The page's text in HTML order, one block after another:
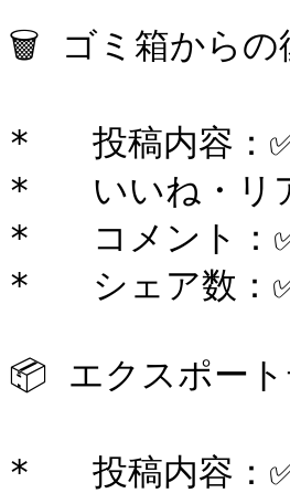
🗑️ ゴミ箱からの
*   投稿内容：
*   いいね・リ
*   コメント：
*   シェア数：
📦 エクスポー
*   投稿内容：